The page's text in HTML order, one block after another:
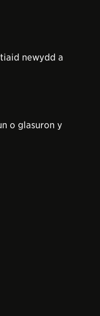
newydd a
o glasuron y